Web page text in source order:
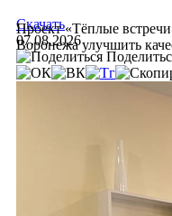
Проект «Тёплые
Воронежа улучшить
Скачать
07.08.2026